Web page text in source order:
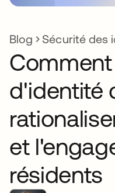
Blog Sécurité des
d'identité
et
résidents